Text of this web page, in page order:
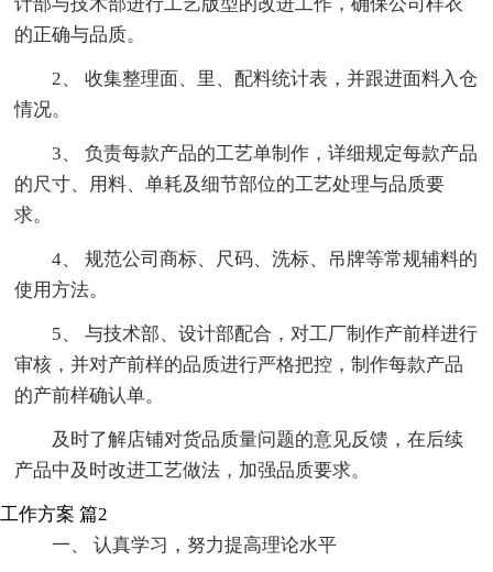
的正确与品质。
2、 收集整理面、里、配料统计表，并跟进面料入仓
情况。
3、 负责每款产品的工艺单制作，详细规定每款产品
的尺寸、用料、单耗及细节部位的工艺处理与品质要
求。
4、 规范公司商标、尺码、洗标、吊牌等常规辅料的
使用方法。
5、 与技术部、设计部配合，对工厂制作产前样进行
审核，并对产前样的品质进行严格把控，制作每款产品
的产前样确认单。
及时了解店铺对货品质量问题的意见反馈，在后续
产品中及时改进工艺做法，加强品质要求。
工作方案 篇2
一、 认真学习，努力提高理论水平